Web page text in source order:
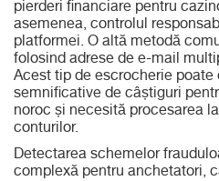
pierderi financiare pentru
asemenea, controlul
platformei. O altă metodă
folosind adrese de e-mail
Acest tip de escrocherie poate
semnificative de câștiguri
noroc și necesită procesarea
conturilor.
Detectarea schemelor
complexă pentru anchetatori,